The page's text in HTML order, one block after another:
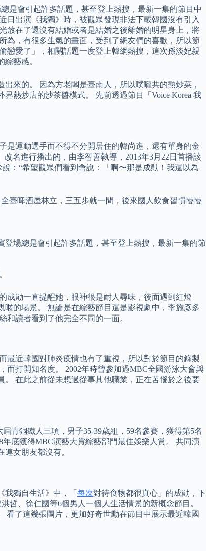
是會引起許多話題，甚至登上熱搜，最新一集的節目中
日出演《我獨》時，被觀眾發現非法下載韓國沒有引入
放在了還沒有結婚或者是結婚之後離婚的明星身上，將
為，有很多生氣的畫面，受到了網友們的喜歡，所以節
戀愛了」，相關話題一度登上韓網熱搜，這次孫淡妃親
藝感。
來的。 因為方老闆是臺南人，所以噗嚨共的熱炒菜，
熱炒店的沙茶醬模式。 先前透過節目「Voice Korea 我
是運動選手而不得不分開居住的韓尚進，還有單身的金
名進行播出的，由李智善執導，2013年3月22日首播該
：“希望觀眾們看到會說：「啊〜那是成勛！我還以為
臺啤酒屋林立，三五步就一間，後來國人飲食習慣慢慢
場總是會引起許多話題，甚至登上熱搜，最新一集的節
成勛一直提醒她，眼神很是耐人尋味，後面遇到紅燈
的場景。 無論是在綜藝節目還是影視劇中，李施彥多
讀者看到了他完全不同的一面。
最近韓國對肺炎疫情也有了重視，所以對於節目的錄製
而打開知名度。 2002年時曾參加過MBC全國游泳大會與
在此之前從未想過從事其他職業，正在苦惱於之後要
青銅鐵人三項，男子35-39歲組，59名參賽，獲得第5名
年底獲得MBC演藝大賞綜藝部門最佳娛樂人賞。 共同演
女朋友都沒有。
獨自生活》中，「 每次對待食物都很真心」的成勛，下
哲、徐仁國等6個男人一個人生活情景的新概念節目。
看了這幾張圖片，更加好奇世勳在節目中展示最近韓國